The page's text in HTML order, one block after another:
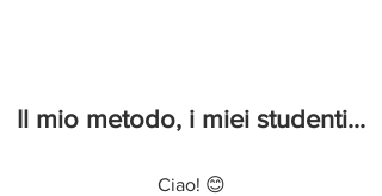
Il mio metodo, i miei studenti...
Ciao! 😊